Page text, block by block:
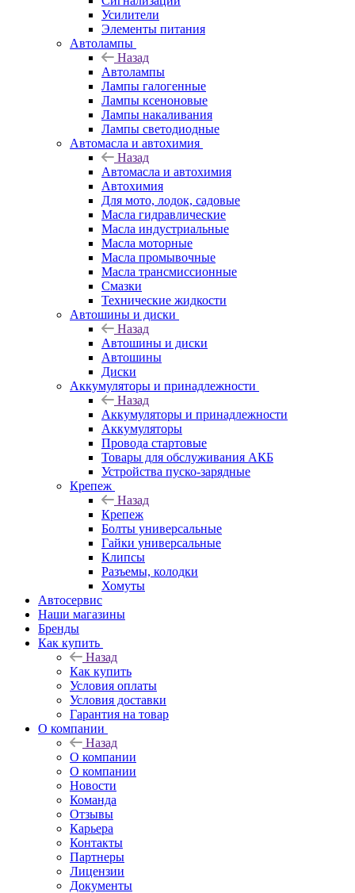
Усилители
Элементы питания
Автолампы
Назад
Автолампы
Лампы галогенные
Лампы ксеноновые
Лампы накаливания
Лампы светодиодные
Автомасла и автохимия
Назад
Автомасла и автохимия
Автохимия
Для мото, лодок, садовые
Масла гидравлические
Масла индустриальные
Масла моторные
Масла промывочные
Масла трансмиссионные
Смазки
Технические жидкости
Автошины и диски
Назад
Автошины и диски
Автошины
Диски
Аккумуляторы и принадлежности
Назад
Аккумуляторы и принадлежности
Аккумуляторы
Провода стартовые
Товары для обслуживания АКБ
Устройства пуско-зарядные
Крепеж
Назад
Крепеж
Болты универсальные
Гайки универсальные
Клипсы
Разъемы, колодки
Хомуты
Автосервис
Наши магазины
Бренды
Как купить
Назад
Как купить
Условия оплаты
Условия доставки
Гарантия на товар
О компании
Назад
О компании
О компании
Новости
Команда
Отзывы
Карьера
Контакты
Партнеры
Лицензии
Документы